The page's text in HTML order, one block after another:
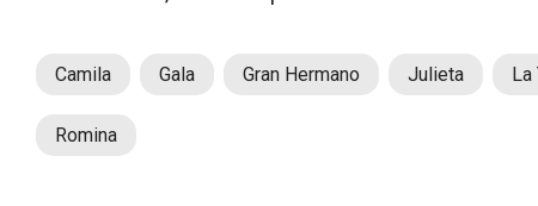
Camila Gala Gran Hermano Julieta La
Romina